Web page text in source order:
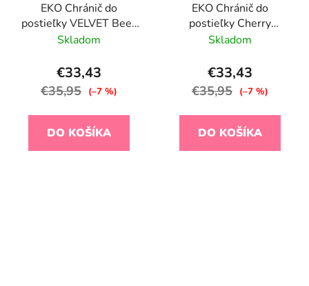
EKO Chránič do
postieľky VELVET Bees
Beige 180x35 cm
Skladom
€33,43
€35,95 (–7 %)
DO KOŠÍKA
EKO Chránič do
postieľky Cherry
180x35cm
Skladom
€33,43
€35,95 (–7 %)
DO KOŠÍKA